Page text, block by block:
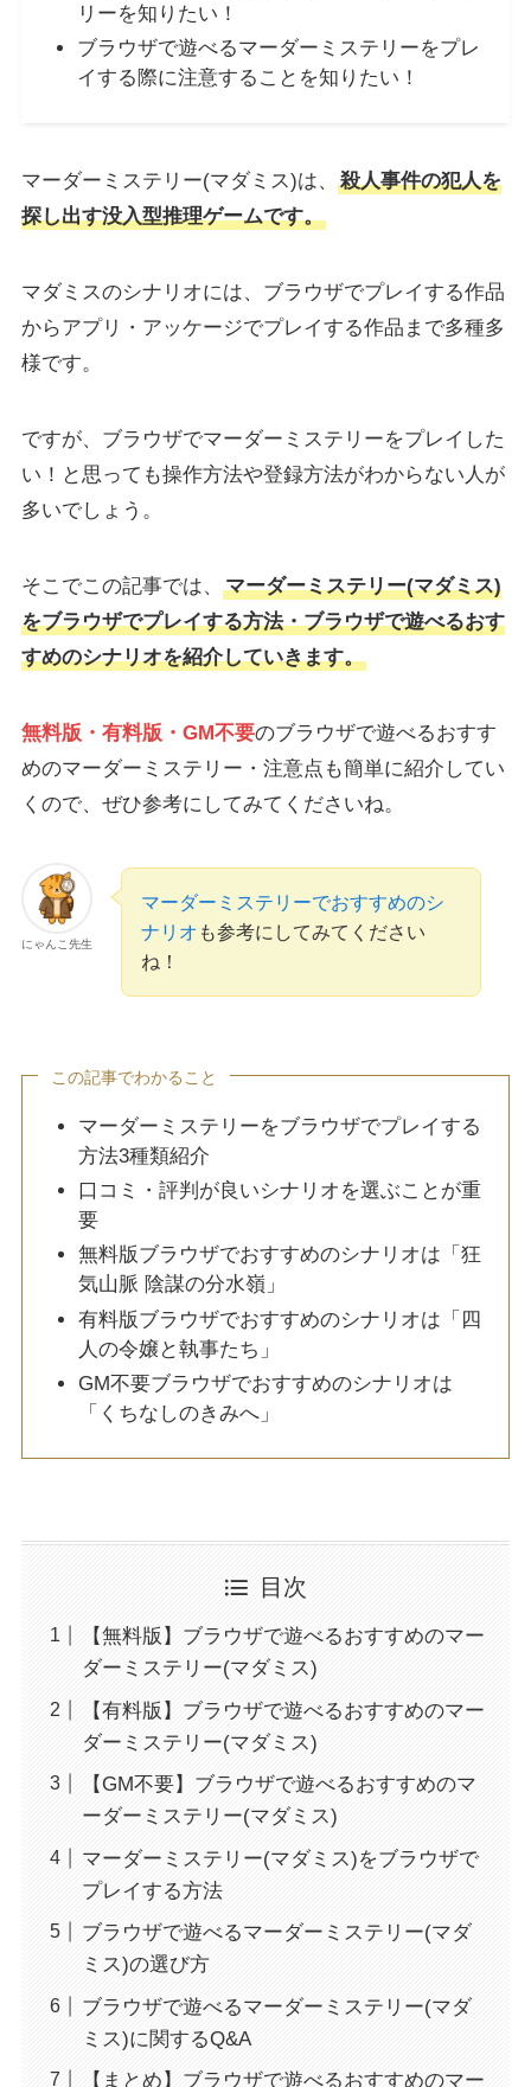
リーを知りたい！
ブラウザで遊べるマーダーミステリーをプレ
イする際に注意することを知りたい！
マーダーミステリー(マダミス)は、
殺人事件の犯人を
探し出す没入型推理ゲームです。
マダミスのシナリオには、ブラウザでプレイする作品
からアプリ・アッケージでプレイする作品まで多種多
様です。
ですが、ブラウザでマーダーミステリーをプレイした
い！と思っても操作方法や登録方法がわからない人が
多いでしょう。
そこでこの記事では、
マーダーミステリー(マダミス)
をブラウザでプレイする方法・ブラウザで遊べるおす
すめのシナリオを紹介していきます。
無料版・有料版・GM不要のブラウザで遊べるおすす
めのマーダーミステリー・注意点も簡単に紹介してい
くので、ぜひ参考にしてみてくださいね。
にゃんこ先生
マーダーミステリーでおすすめのシ
ナリオ も参考にしてみてください
ね！
この記事でわかること
マーダーミステリーをブラウザでプレイする
方法3種類紹介
口コミ・評判が良いシナリオを選ぶことが重
要
無料版ブラウザでおすすめのシナリオは「狂
気山脈 陰謀の分水嶺」
有料版ブラウザでおすすめのシナリオは「四
人の令嬢と執事たち」
GM不要ブラウザでおすすめのシナリオは
「くちなしのきみへ」
目次
【無料版】ブラウザで遊べるおすすめのマー
ダーミステリー(マダミス)
【有料版】ブラウザで遊べるおすすめのマー
ダーミステリー(マダミス)
【GM不要】ブラウザで遊べるおすすめのマ
ーダーミステリー(マダミス)
マーダーミステリー(マダミス)をブラウザで
プレイする方法
ブラウザで遊べるマーダーミステリー(マダ
ミス)の選び方
ブラウザで遊べるマーダーミステリー(マダ
ミス)に関するQ&A
【まとめ】ブラウザで遊べるおすすめのマー